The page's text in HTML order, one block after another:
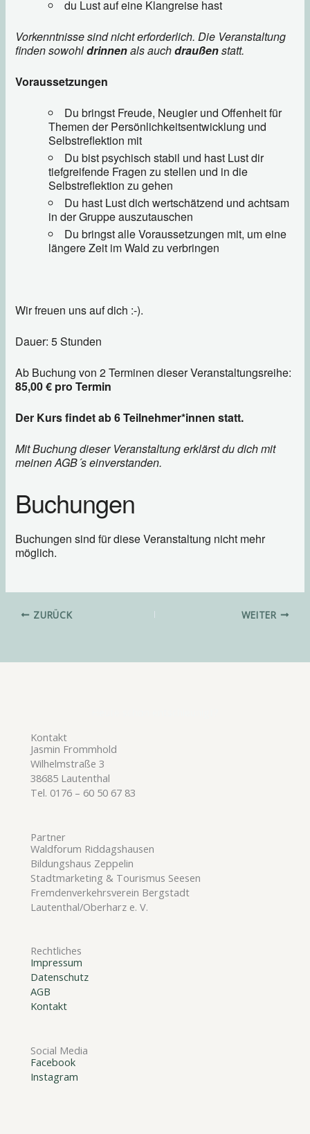
du Lust auf eine Klangreise hast
Vorkenntnisse sind nicht erforderlich. Die Veranstaltung
finden sowohldrinnenals auchdraußenstatt.
Voraussetzungen
Du bringst Freude, Neugier und Offenheit für
Themen der Persönlichkeitsentwicklung und
Selbstreflektion mit
Du bist psychisch stabil und hast Lust dir
tiefgreifende Fragen zu stellen und in die
Selbstreflektion zu gehen
Du hast Lust dich wertschätzend und achtsam
in der Gruppe auszutauschen
Du bringst alle Voraussetzungen mit, um eine
längere Zeit im Wald zu verbringen
Wir freuen uns auf dich :-).
Dauer: 5 Stunden
Ab Buchung von 2 Terminen dieser Veranstaltungsreihe:
85,00 € pro Termin
Der Kurs findet ab 6 Teilnehmer*innen statt.
Mit Buchung dieser Veranstaltung erklärst du dich mit
meinen AGB´s einverstanden.
Buchungen
Buchungen sind für diese Veranstaltung nicht mehr
möglich.
ZURÜCK WEITER
Kontakt
Jasmin Frommhold
Wilhelmstraße 3
38685 Lautenthal
Tel. 0176 – 60 50 67 83
Partner
Waldforum Riddagshausen
Bildungshaus Zeppelin
Stadtmarketing & Tourismus Seesen
Fremdenverkehrsverein Bergstadt
Lautenthal/Oberharz e. V.
Rechtliches
Impressum
Datenschutz
AGB
Kontakt
Social Media
Facebook
Instagram